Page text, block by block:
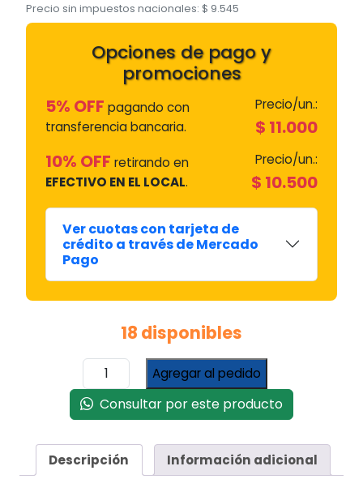
Precio sin impuestos nacionales: $ 9.545
Opciones de pago y
promociones
5% OFF pagando con
transferencia bancaria.
Precio/un.:
$ 11.000
10% OFF retirando en
EFECTIVO EN EL LOCAL.
Precio/un.:
$ 10.500
Ver cuotas con tarjeta de
crédito a través de Mercado
Pago
18 disponibles
Tobera
Filtro
Para
Valvula
Expansion
Termostatica
Agregar al pedido
Consultar por este producto
Descripción Información adicional